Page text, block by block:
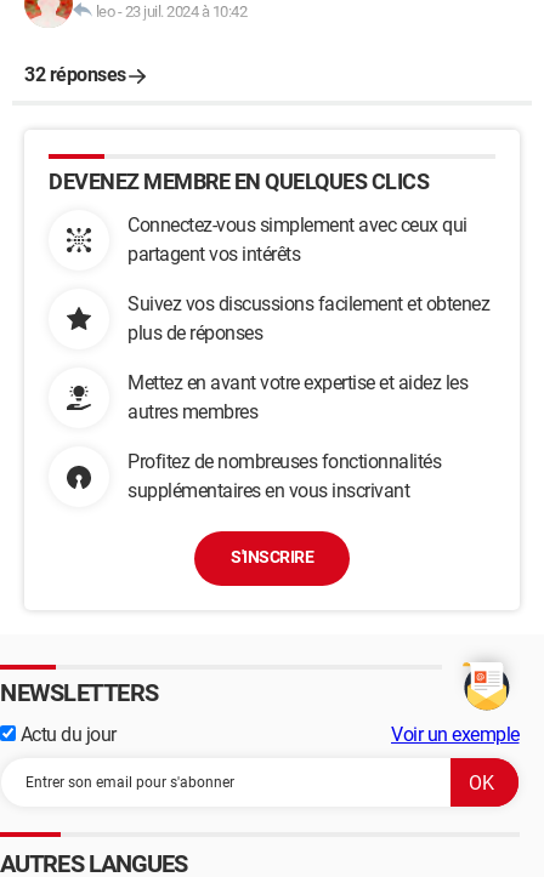
leo-23 juil. 2024 à 10:42
32 réponses
DEVENEZ MEMBRE EN QUELQUES CLICS
Connectez-vous simplement avec ceux qui
partagent vos intérêts
Suivez vos discussions facilement et obtenez
plus de réponses
Mettez en avant votre expertise et aidez les
autres membres
Profitez de nombreuses fonctionnalités
supplémentaires en vous inscrivant
S'INSCRIRE
NEWSLETTERS
Actu du jour Voir un exemple
AUTRES LANGUES